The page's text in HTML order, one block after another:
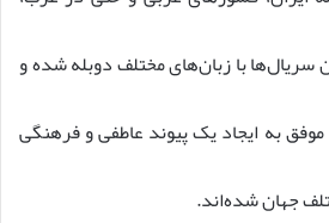
سریال‌ها با زبان‌های مختلف دوبله شده و
به ایجاد یک پیوند عاطفی و فرهنگی
جهان شده‌اند.